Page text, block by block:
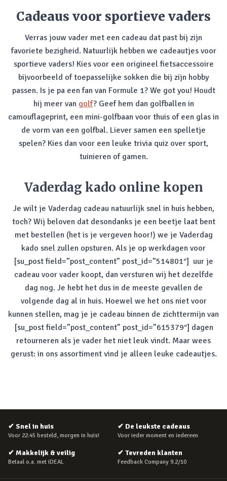
Cadeaus voor sportieve vaders
Verras jouw vader met een cadeau dat past bij zijn
favoriete bezigheid. Natuurlijk hebben we cadeautjes voor
sportieve vaders! Kies voor een origineel fietsaccessoire
bijvoorbeeld of toepasselijke sokken die bij zijn hobby
passen. Is je pa een fan van Formule 1? We got you! Houdt
hij meer van golf? Geef hem dan golfballen in
camouflageprint, een mini-golfbaan voor thuis of een glas in
de vorm van een golfbal. Liever samen een spelletje
spelen? Kies dan voor een leuke trivia quiz over sport,
tuinieren of gamen.
Vaderdag kado online kopen
Je wilt je Vaderdag cadeau natuurlijk snel in huis hebben,
toch? Wij beloven dat desondanks je een beetje laat bent
met bestellen (het is je vergeven hoor!) we je Vaderdag
kado snel zullen opsturen. Als je op werkdagen voor
[su_post field=”post_content” post_id=”514801″] uur je
cadeau voor vader koopt, dan versturen wij het dezelfde
dag nog. Je hebt het dus in de meeste gevallen de
volgende dag al in huis. Hoewel we het ons niet voor
kunnen stellen, mag je je cadeau binnen de zichttermijn van
[su_post field=”post_content” post_id=”615379″] dagen
retourneren als je vader het niet leuk vindt. Maar wees
gerust: in ons assortiment vind je alleen leuke cadeautjes.
✔ Snel in huis
Voor 22:45 besteld, morgen in huis!
✔ De leukste cadeaus
Voor ieder moment en iedereen
✔ Makkelijk & veilig
Betaal o.a. met iDEAL
✔ Tevreden klanten
Feedback Company 9.2/10